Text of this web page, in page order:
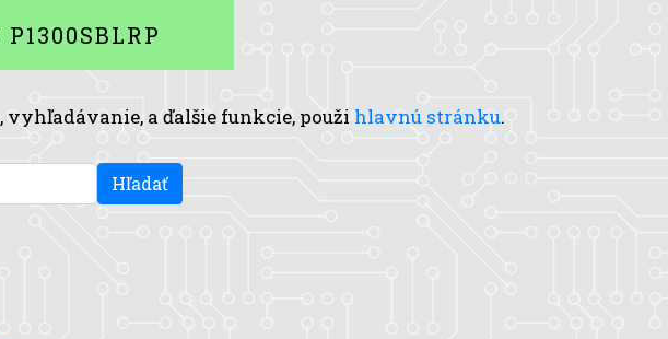
vyhľadávanie, a ďalšie funkcie, použi hlavnú stránku.
Hľadať